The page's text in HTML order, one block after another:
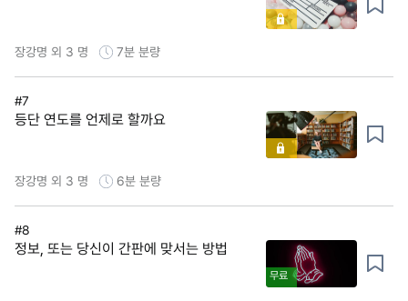
장강명 외 3 명 7분 분량
#7
등단 연도를 언제로 할까요
장강명 외 3 명 6분 분량
#8
정보, 또는 당신이 간판에 맞서는 방법
무료